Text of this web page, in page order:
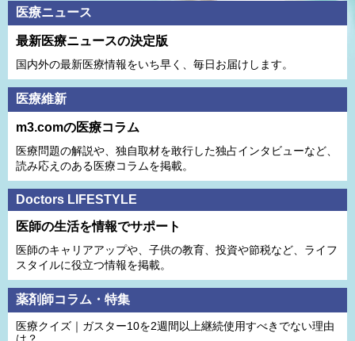
医療ニュース
最新医療ニュースの決定版
国内外の最新医療情報をいち早く、毎日お届けします。
医療維新
m3.comの医療コラム
医療問題の解説や、独⾃取材を敢⾏した独占インタビューなど、
読み応えのある医療コラムを掲載。
Doctors LIFESTYLE
医師の生活を情報でサポート
医師のキャリアアップや、子供の教育、投資や節税など、ライフ
スタイルに役立つ情報を掲載。
薬剤師コラム・特集
医療クイズ｜ガスター10を2週間以上継続使用すべきでない理由